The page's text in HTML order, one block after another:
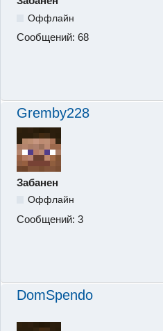
Оффлайн
Сообщений: 68
Gremby228
Забанен
Оффлайн
Сообщений: 3
DomSpendo